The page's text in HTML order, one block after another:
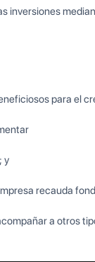
inversiones
para el
y
recauda
a otros